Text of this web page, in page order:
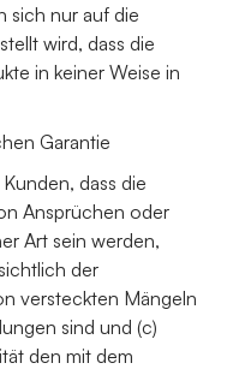
sich nur auf die
wird, dass die
in keiner Weise in
Garantie
dass die
Ansprüchen oder
Art sein werden,
der
versteckten Mängeln
sind und (c)
den mit dem